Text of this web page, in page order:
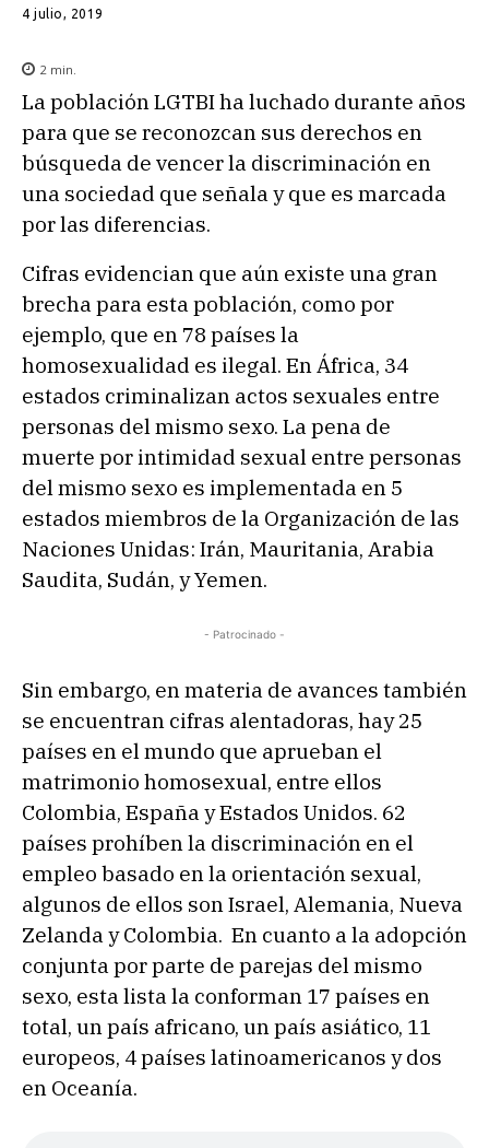
4 julio, 2019
2 min.
La población LGTBI ha luchado durante años
para que se reconozcan sus derechos en
búsqueda de vencer la discriminación en
una sociedad que señala y que es marcada
por las diferencias.
Cifras evidencian que aún existe una gran
brecha para esta población, como por
ejemplo, que en 78 países la
homosexualidad es ilegal. En África, 34
estados criminalizan actos sexuales entre
personas del mismo sexo. La pena de
muerte por intimidad sexual entre personas
del mismo sexo es implementada en 5
estados miembros de la Organización de las
Naciones Unidas: Irán, Mauritania, Arabia
Saudita, Sudán, y Yemen.
- Patrocinado -
Sin embargo, en materia de avances también
se encuentran cifras alentadoras, hay 25
países en el mundo que aprueban el
matrimonio homosexual, entre ellos
Colombia, España y Estados Unidos. 62
países prohíben la discriminación en el
empleo basado en la orientación sexual,
algunos de ellos son Israel, Alemania, Nueva
Zelanda y Colombia. En cuanto a la adopción
conjunta por parte de parejas del mismo
sexo, esta lista la conforman 17 países en
total, un país africano, un país asiático, 11
europeos, 4 países latinoamericanos y dos
en Oceanía.